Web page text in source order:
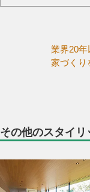
業界20
家づくり
その他のスタイ